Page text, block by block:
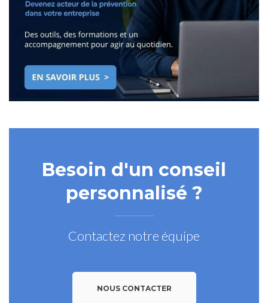
Besoin d'un conseil
personnalisé ?
Contactez notre équipe
NOUS CONTACTER